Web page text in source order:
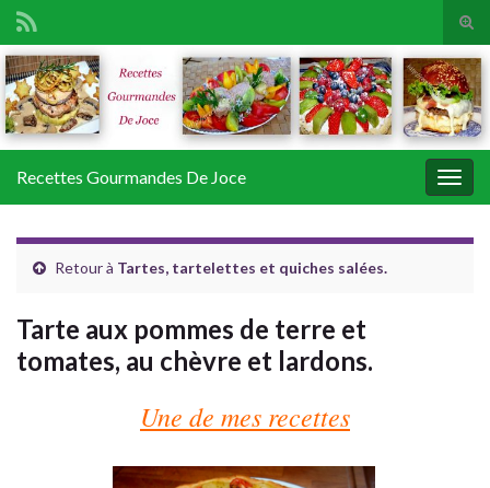
Search for:
Recettes Gourmandes De Joce
Retour à Tartes, tartelettes et quiches salées.
Tarte aux pommes de terre et
tomates, au chèvre et lardons.
Une de mes recettes